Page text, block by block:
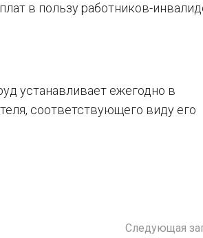
в пользу работников-
устанавливает ежегодно в
соответствующего виду его
Следующая